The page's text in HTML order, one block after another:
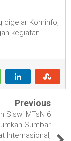
digelar Kominfo,
kegiatan
Previous
Siswi MTsN 6
Sumbar
Internasional,